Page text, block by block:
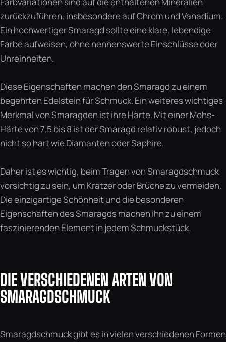
zurückzuführen, insbesondere auf Chrom und Vanadium.
Ein hochwertiger Smaragd sollte eine klare, lebendige
Farbe aufweisen, ohne nennenswerte Einschlüsse oder
Unreinheiten.
Diese Eigenschaften machen den Smaragd zu einem
begehrten Edelstein für Schmuck. Ein weiteres wichtiges
Merkmal von Smaragden ist ihre Härte. Mit einer Mohs-
Härte von 7,5 bis 8 ist der Smaragd relativ robust, jedoch
nicht so hart wie Diamanten oder Saphire.
Daher ist es wichtig, beim Tragen von Smaragdschmuck
vorsichtig zu sein, um Kratzer oder Brüche zu vermeiden.
Die einzigartige Schönheit und die besonderen
Eigenschaften des Smaragds machen ihn zu einem
faszinierenden Element in jedem Schmuckstück.
DIE VERSCHIEDENEN ARTEN VON
SMARAGDSCHMUCK
Smaragdschmuck gibt es in vielen verschiedenen Formen